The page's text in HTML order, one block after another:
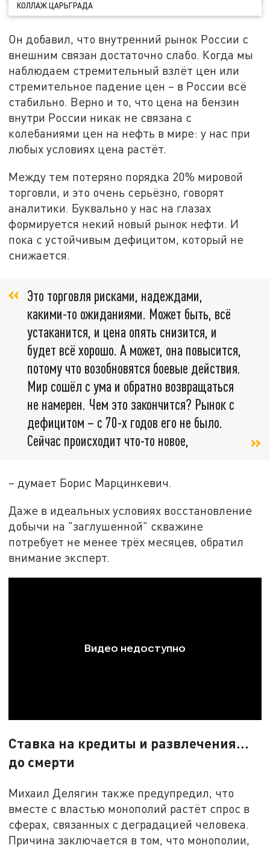
КОЛЛАЖ ЦАРЬГРАДА
Он добавил, что внутренний рынок России с
внешним связан достаточно слабо. Когда мы
наблюдаем стремительный взлёт цен или
стремительное падение цен – в России всё
стабильно. Верно и то, что цена на бензин
внутри России никак не связана с
колебаниями цен на нефть в мире: у нас при
любых условиях цена растёт.
Между тем потеряно порядка 20% мировой
торговли, и это очень серьёзно, говорят
аналитики. Буквально у нас на глазах
формируется некий новый рынок нефти. И
пока с устойчивым дефицитом, который не
снижается.
Это торговля рисками, надеждами,
какими-то ожиданиями. Может быть, всё
устаканится, и цена опять снизится, и
будет всё хорошо. А может, она повысится,
потому что возобновятся боевые действия.
Мир сошёл с ума и обратно возвращаться
не намерен. Чем это закончится? Рынок с
дефицитом – с 70-х годов его не было.
Сейчас происходит что-то новое,
– думает Борис Марцинкевич.
Даже в идеальных условиях восстановление
добычи на "заглушенной" скважине
потребует не менее трёх месяцев, обратил
внимание эксперт.
Ставка на кредиты и развлечения...
до смерти
Михаил Делягин также предупредил, что
вместе с властью монополий растёт спрос в
сферах, связанных с деградацией человека.
Причина заключается в том, что монополии,